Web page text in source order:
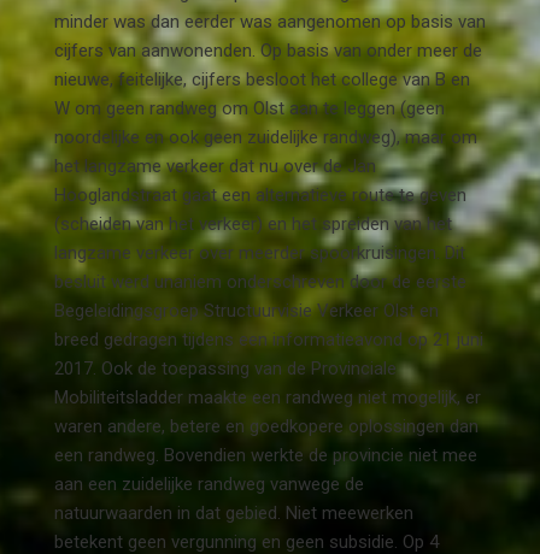
minder was dan eerder was aangenomen op basis van
cijfers van aanwonenden. Op basis van onder meer de
nieuwe, feitelijke, cijfers besloot het college van B en
W om geen randweg om Olst aan te leggen (geen
noordelijke en ook geen zuidelijke randweg), maar om
het langzame verkeer dat nu over de Jan
Hooglandstraat gaat een alternatieve route te geven
(scheiden van het verkeer) en het spreiden van het
langzame verkeer over meerder spoorkruisingen. Dit
besluit werd unaniem onderschreven door de eerste
Begeleidingsgroep Structuurvisie Verkeer Olst en
breed gedragen tijdens een informatieavond op 21 juni
2017. Ook de toepassing van de Provinciale
Mobiliteitsladder maakte een randweg niet mogelijk, er
waren andere, betere en goedkopere oplossingen dan
een randweg. Bovendien werkte de provincie niet mee
aan een zuidelijke randweg vanwege de
natuurwaarden in dat gebied. Niet meewerken
betekent geen vergunning en geen subsidie. Op 4